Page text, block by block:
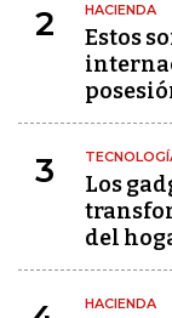
2 HACIENDA
Estos
3
Los
del
HACIENDA